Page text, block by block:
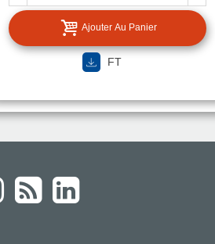
Ajouter Au Panier
FT